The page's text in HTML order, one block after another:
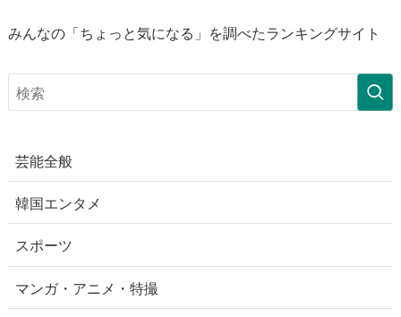
みんなの「ちょっと気になる」を調べたランキングサイト
芸能全般
韓国エンタメ
スポーツ
マンガ・アニメ・特撮